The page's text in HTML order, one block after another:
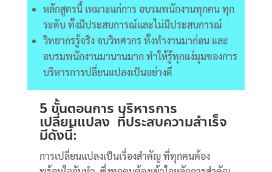
หลักสูตรนี้ เหมาะแก่การ อบรมพนักงานทุกคน ทุก
ระดับ ทั้งมีประสบการณ์และไม่มีประสบการณ์
วิทยากรรู้จริง จบวิทศวกร ทั้งทำงานมาก่อน และ
อบรมพนักงานมานานมาก ทำให้รู้ทุกแง่มุมของการ
บริหารการปลี่ยนแปลงเป้นอย่างดี
5 ขั้นตอนการ บริหารการ
เปลี่ยนแปลง ที่ประสบความสำเร็จ
มีดังนี้:
การเปลี่ยนแปลงเป็นเรื่องสำคัญ ที่ทุกคนต้อง